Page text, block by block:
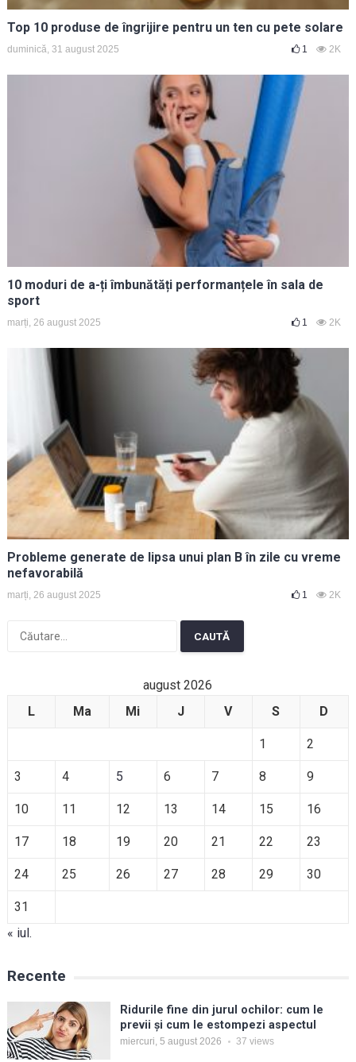
Top 10 produse de îngrijire pentru un ten cu pete solare
duminică, 31 august 2025 1 2K
10 moduri de a-ți îmbunătăți performanțele în sala de
sport
marți, 26 august 2025 1 2K
Probleme generate de lipsa unui plan B în zile cu vreme
nefavorabilă
marți, 26 august 2025 1 2K
Caută
august 2026
L
Ma Mi J V S D
1 2
3 4 5 6 7 8 9
10 11 12 13 14 15 16
17 18 19 20 21 22 23
24 25 26 27 28 29 30
31
« iul.
Recente
Ridurile fine din jurul ochilor: cum le
previi și cum le estompezi aspectul
miercuri, 5 august 2026 37 views